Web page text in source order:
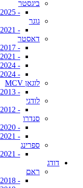
ביגסטר
- 2025+
גוגר
- 2021+
דאסטר
- 2010-2017
- 2018-2021
- 2021-2024
- 2024+
לוגאן MCV
- 2013+
לודגי
- 2012+
סנדרו
- 2012-2020
- 2021+
ספרינג
- 2021+
דודג
ראם
- 2008-2018